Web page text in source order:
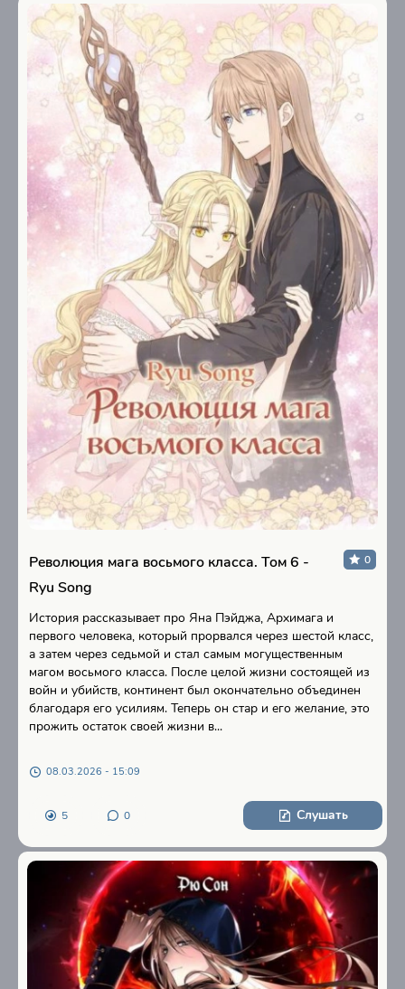
Революция мага восьмого класса. Том 6 -
Ryu Song
0
История рассказывает про Яна Пэйджа, Архимага и
первого человека, который прорвался через шестой класс,
а затем через седьмой и стал самым могущественным
магом восьмого класса. После целой жизни состоящей из
войн и убийств, континент был окончательно объединен
благодаря его усилиям. Теперь он стар и его желание, это
прожить остаток своей жизни в...
08.03.2026 - 15:09
5 0 Слушать